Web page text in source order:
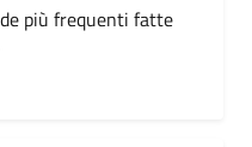
più frequenti fatte